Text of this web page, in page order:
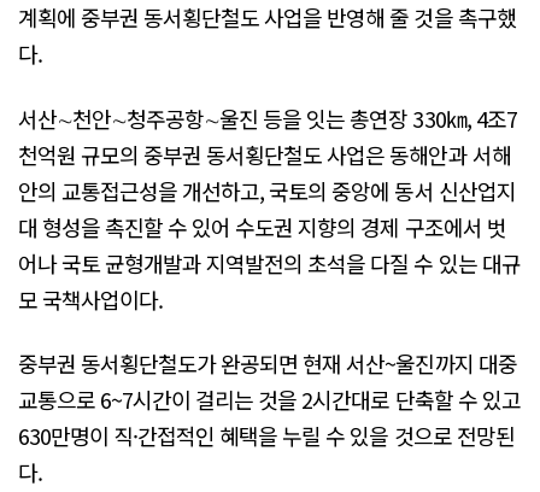
계획에 중부권 동서횡단철도 사업을 반영해 줄 것을 촉구했
다.
서산∼천안∼청주공항∼울진 등을 잇는 총연장 330㎞, 4조7
천억원 규모의 중부권 동서횡단철도 사업은 동해안과 서해
안의 교통접근성을 개선하고, 국토의 중앙에 동서 신산업지
대 형성을 촉진할 수 있어 수도권 지향의 경제 구조에서 벗
어나 국토 균형개발과 지역발전의 초석을 다질 수 있는 대규
모 국책사업이다.
중부권 동서횡단철도가 완공되면 현재 서산~울진까지 대중
교통으로 6~7시간이 걸리는 것을 2시간대로 단축할 수 있고
630만명이 직·간접적인 혜택을 누릴 수 있을 것으로 전망된
다.